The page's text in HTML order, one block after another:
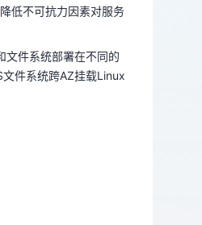
件系统跨AZ挂载Linux
低不可抗力因素对服务
文件系统部署在不同的
件系统跨AZ挂载Linux